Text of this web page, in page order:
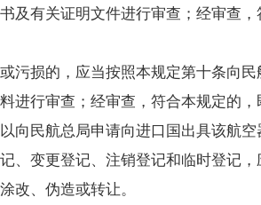
及有关证明文件进行审查；经审查
损的，应当按照本规定第十条向
进行审查；经审查，符合本规定的，
向民航总局申请向进口国出具该航
变更登记、注销登记和临时登记，
、伪造或转让。